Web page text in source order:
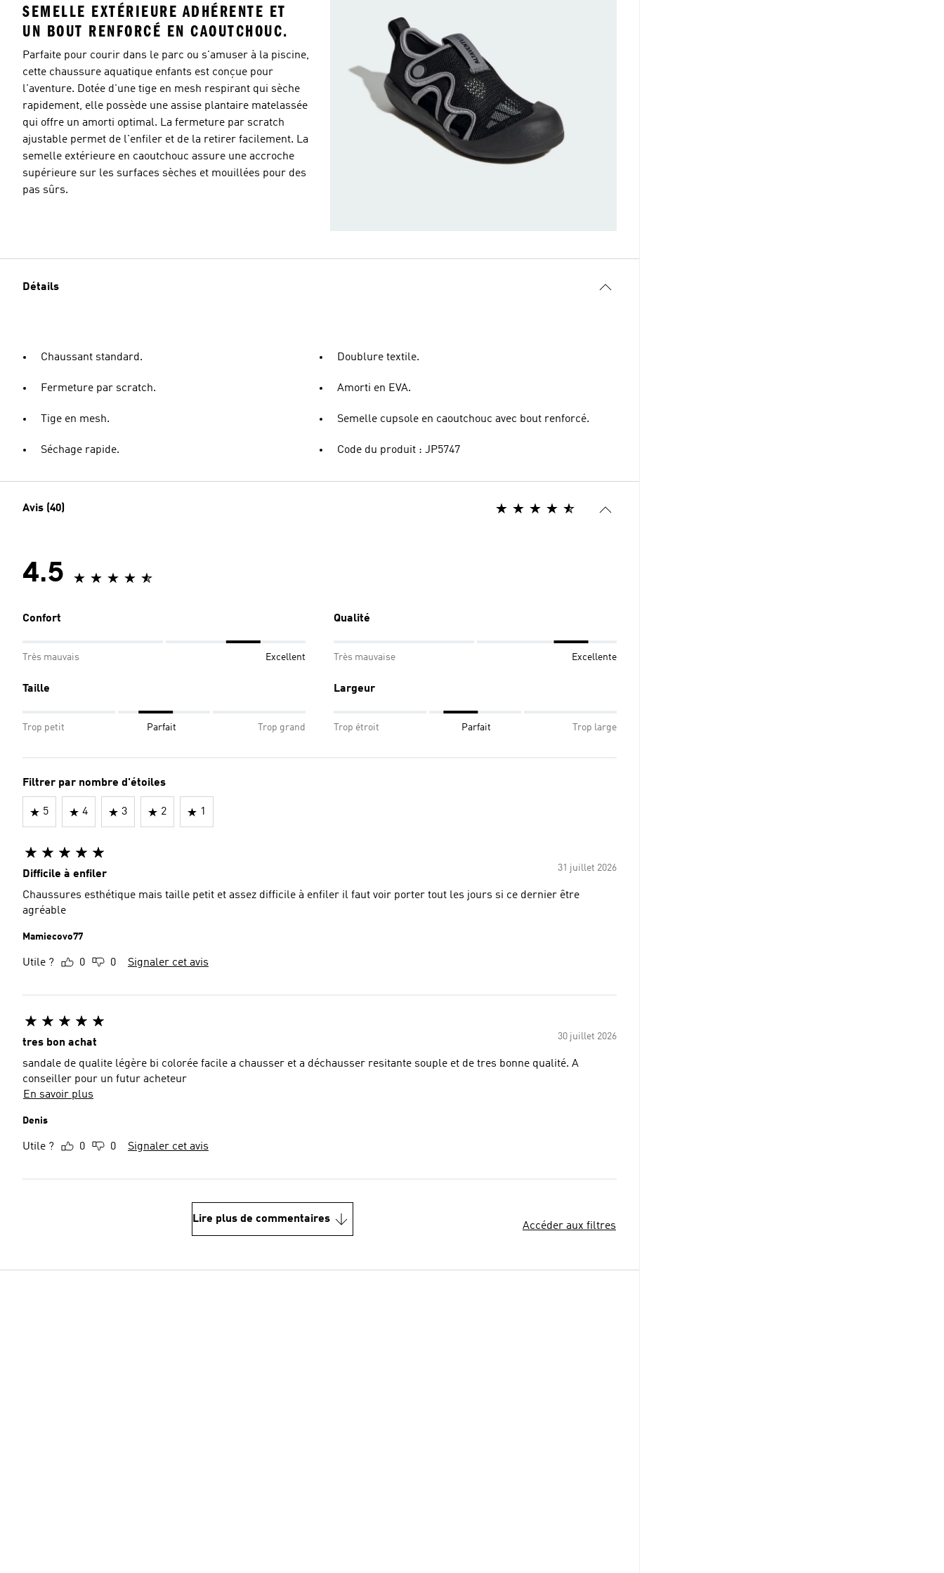
SEMELLE EXTÉRIEURE ADHÉRENTE ET
UN BOUT RENFORCÉ EN CAOUTCHOUC.
Parfaite pour courir dans le parc ou s'amuser à la piscine,
cette chaussure aquatique enfants est conçue pour
l'aventure. Dotée d'une tige en mesh respirant qui sèche
rapidement, elle possède une assise plantaire matelassée
qui offre un amorti optimal. La fermeture par scratch
ajustable permet de l'enfiler et de la retirer facilement. La
semelle extérieure en caoutchouc assure une accroche
supérieure sur les surfaces sèches et mouillées pour des
pas sûrs.
Détails
Chaussant standard.
Fermeture par scratch.
Tige en mesh.
Séchage rapide.
Doublure textile.
Amorti en EVA.
Semelle cupsole en caoutchouc avec bout renforcé.
Code du produit : JP5747
Avis (40)
4.5
Confort
Très mauvais Excellent
Qualité
Très mauvaise Excellente
Taille
Trop petit Parfait Trop grand
Largeur
Trop étroit Parfait Trop large
Filtrer par nombre d'étoiles
5 4 3 2 1
31 juillet 2026
Difficile à enfiler
Chaussures esthétique mais taille petit et assez difficile à enfiler il faut voir porter tout les jours si ce dernier être
agréable
Mamiecovo77
Utile ? 0 0 Signaler cet avis
30 juillet 2026
tres bon achat
sandale de qualite légère bi colorée facile a chausser et a déchausser resitante souple et de tres bonne qualité. A
conseiller pour un futur acheteur
En savoir plus
Denis
Utile ? 0 0 Signaler cet avis
Lire plus de commentaires
Accéder aux filtres